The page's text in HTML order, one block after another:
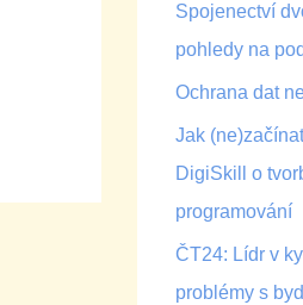
Spojenectví
pohledy na
Ochrana dat
Jak
DigiSkill o
programování
ČT24: Lídr v
problémy s